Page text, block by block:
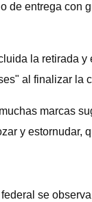
entrega
la retirada
al finalizar la
marcas
y
se